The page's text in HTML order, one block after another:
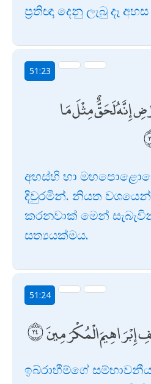
ප්‍රතිඥා දෙනු ලැබු දෑ
51:23
إِنَّهُ لَحَقٌّ مِثْلَ مَا
අහස්හි හා
දිවුරමින්. නියත
කරනවාක් මෙන්
සත්‍යයක්මය.
51:24
الْمُكْرَمِينَ
ඉබ්රාහීම්ගේ